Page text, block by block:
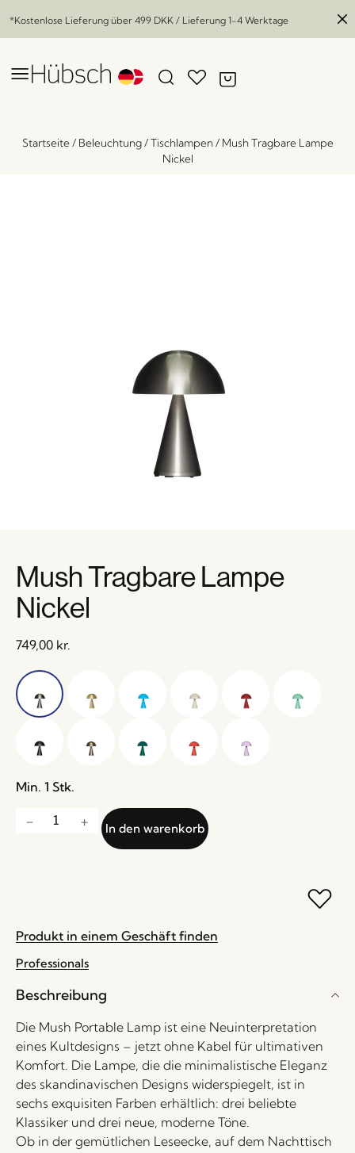
*Kostenlose Lieferung über 499 DKK / Lieferung 1-4 Werktage
Startseite/ Beleuchtung/Tischlampen/ Mush Tragbare Lampe
Nickel
Mush Tragbare Lampe
Nickel
749,00 kr.
Min. 1 Stk.
In den warenkorb
Produkt in einem Geschäft finden
Professionals
Beschreibung
Die Mush Portable Lamp ist eine Neuinterpretation
eines Kultdesigns – jetzt ohne Kabel für ultimativen
Komfort. Die Lampe, die die minimalistische Eleganz
des skandinavischen Designs widerspiegelt, ist in
sechs exquisiten Farben erhältlich: drei beliebte
Klassiker und drei neue, moderne Töne.
Ob in der gemütlichen Leseecke, auf dem Nachttisch